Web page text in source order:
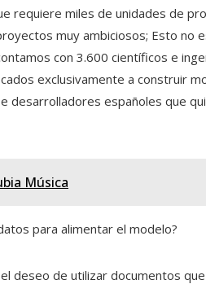
requiere miles de unidades de
muy ambiciosos; Esto no
con 3.600 científicos e
exclusivamente a construir
desarrolladores españoles que
Música
para alimentar el modelo?
deseo de utilizar documentos